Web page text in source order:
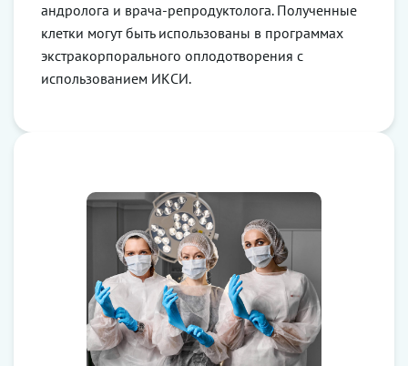
андролога и врача-репродуктолога. Полученные
клетки могут быть использованы в программах
экстракорпорального оплодотворения с
использованием ИКСИ.